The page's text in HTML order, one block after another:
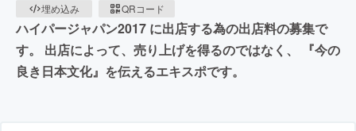
埋め込み
QRコード
ハイパージャパン2017 に出店する為の出店料の募集で
す。 出店によって、売り上げを得るのではなく、 『今の
良き日本文化』を伝えるエキスポです。